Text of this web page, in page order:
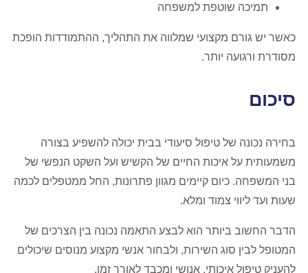
תמיכה שוטפת למשפחה
כאשר יש גורם מקצועי שמלווה את התהליך, ההתמודדות הופכת
מסודרת ורגועה יותר.
סיכום
בחירה נכונה של טיפול סיעודי בבית יכולה להשפיע בצורה
משמעותית על איכות החיים של הקשיש ועל השקט הנפשי של
בני המשפחה. כיום קיימים מגוון פתרונות, החל ממטפלים לכמה
שעות ועד ליווי צמוד ומלא.
הדבר החשוב ביותר הוא לבצע התאמה נכונה בין הצרכים של
המטופל לבין סוג השירות, ולבחור אנשי מקצוע מנוסים שיכולים
להעניק טיפול איכותי, אנושי ומכבד לאורך זמן.